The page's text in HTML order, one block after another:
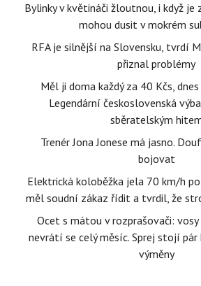
Bylinky v květináči žloutnou, i když je
mohou dusit v mokrém
RFA je silnější na Slovensku, tvrdí
přiznal problémy
Měl ji doma každý za 40 Kčs,
Legendární československá
sběratelským
Trenér Jona Jonese má jasno.
bojovat
Elektrická koloběžka jela 70 km/h
měl soudní zákaz řídit a tvrdil, že
Ocet s mátou v rozprašovači:
nevrátí se celý měsíc. Sprej stojí pár
výměny